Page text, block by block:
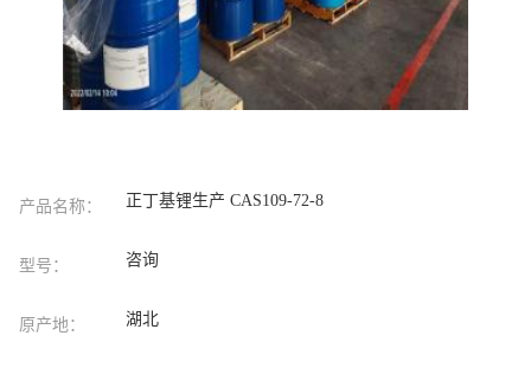
产品名称： 正丁基锂生产 CAS109-72-8
型号： 咨询
原产地： 湖北